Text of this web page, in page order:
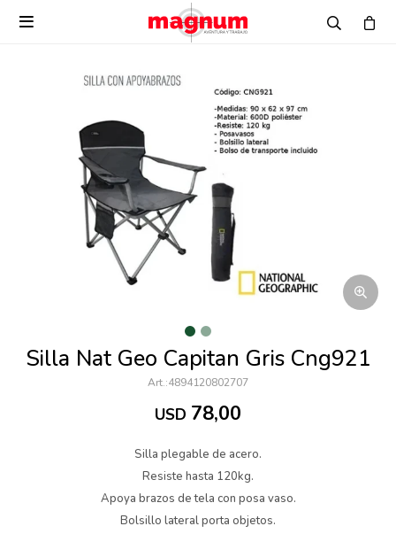

Silla Nat Geo Capitan Gris Cng921
4894120802707
USD 78,00
Silla plegable de acero.
Resiste hasta 120kg.
Apoya brazos de tela con posa vaso.
Bolsillo lateral porta objetos.